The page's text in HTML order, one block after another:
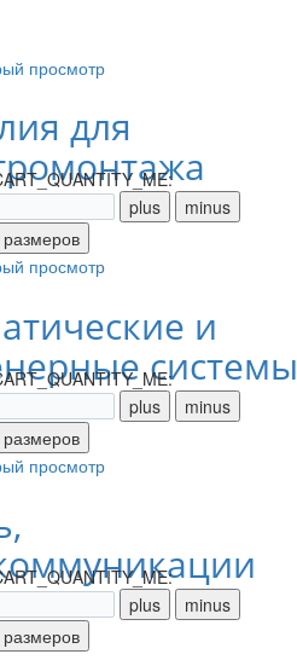
просмотр
для
просмотр
и
системы
просмотр